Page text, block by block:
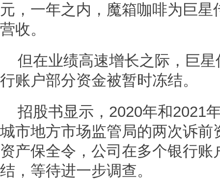
元，一年之内，魔箱咖啡为巨
营收。
但在业绩高速增长之际，巨
行账户部分资金被暂时冻结。
招股书显示，2020年和2021
城市地方市场监管局的两次诉前
资产保全令，公司在多个银行
结，等待进一步调查。